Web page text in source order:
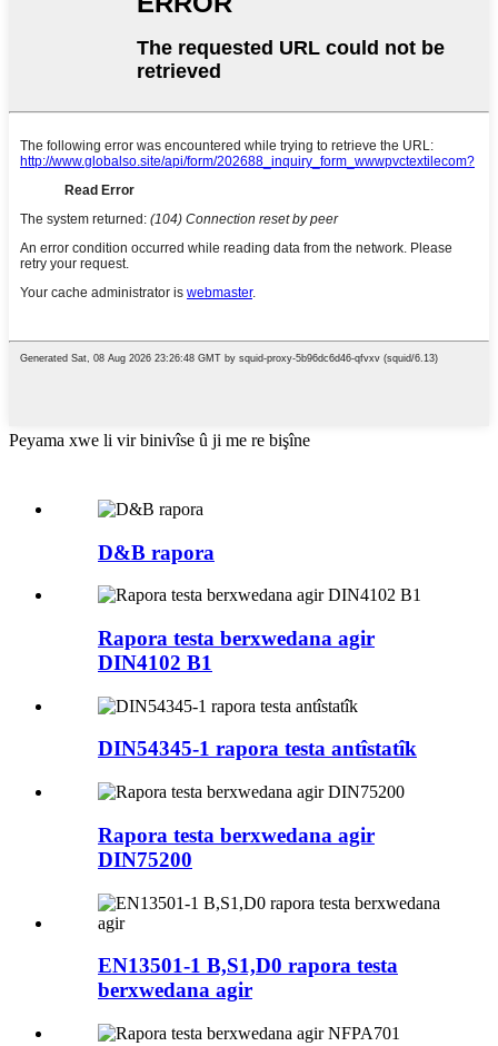
Peyama xwe li vir binivîse û ji me re bişîne
D&B rapora
Rapora testa berxwedana agir
DIN4102 B1
DIN54345-1 rapora testa antîstatîk
Rapora testa berxwedana agir
DIN75200
EN13501-1 B,S1,D0 rapora testa
berxwedana agir